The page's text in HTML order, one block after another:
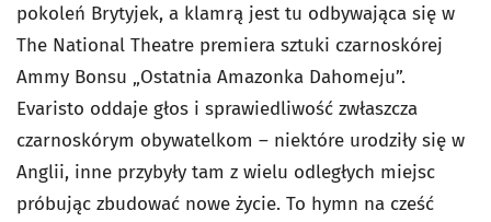
pokoleń Brytyjek, a klamrą jest tu odbywająca się w
The National Theatre premiera sztuki czarnoskórej
Ammy Bonsu „Ostatnia Amazonka Dahomeju”.
Evaristo oddaje głos i sprawiedliwość zwłaszcza
czarnoskórym obywatelkom – niektóre urodziły się w
Anglii, inne przybyły tam z wielu odległych miejsc
próbując zbudować nowe życie. To hymn na cześć